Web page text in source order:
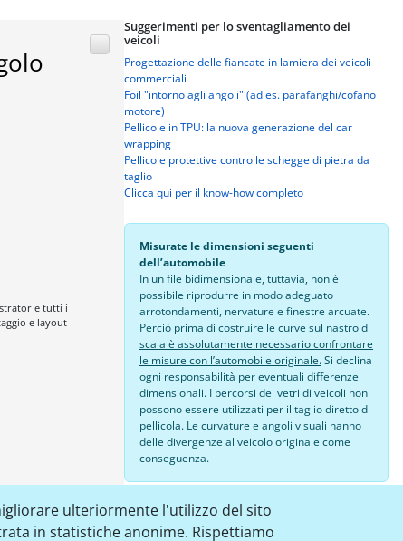
ulteriormente l'utilizzo del sito
in statistiche anonime. Rispettiamo
e tutti i
e layout
Suggerimenti per lo sventagliamento dei
veicoli
Progettazione delle fiancate in lamiera dei veicoli
commerciali
Foil "intorno agli angoli" (ad es. parafanghi/cofano
motore)
Pellicole in TPU: la nuova generazione del car
wrapping
Pellicole protettive contro le schegge di pietra da
taglio
Clicca qui per il know-how completo
Misurate le dimensioni seguenti
dell’automobile
In un file bidimensionale, tuttavia, non è
possibile riprodurre in modo adeguato
arrotondamenti, nervature e finestre arcuate.
Perciò prima di costruire le curve sul nastro di
scala è assolutamente necessario confrontare
le misure con l’automobile originale.Si declina
ogni responsabilità per eventuali differenze
dimensionali. I percorsi dei vetri di veicoli non
possono essere utilizzati per il taglio diretto di
pellicola. Le curvature e angoli visuali hanno
delle divergenze al veicolo originale come
conseguenza.
24,00 €